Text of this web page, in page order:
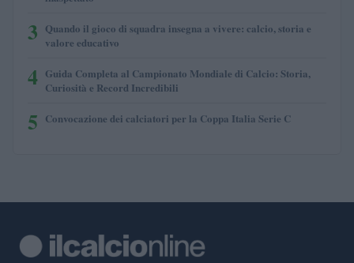
3 Quando il gioco di squadra insegna a vivere: calcio, storia e
valore educativo
4 Guida Completa al Campionato Mondiale di Calcio: Storia,
Curiosità e Record Incredibili
5 Convocazione dei calciatori per la Coppa Italia Serie C